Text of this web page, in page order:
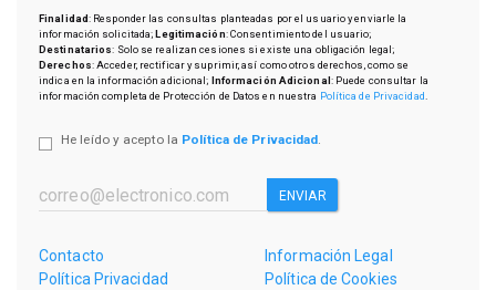
Finalidad: Responder las consultas planteadas por el usuario y enviarle la
información solicitada;Legitimación: Consentimiento del usuario;
Destinatarios: Solo se realizan cesiones si existe una obligación legal;
Derechos: Acceder, rectificar y suprimir, así como otros derechos, como se
indica en la información adicional; Información Adicional: Puede consultar la
información completa de Protección de Datos en nuestra Política de Privacidad
He leído y acepto la Política de Privacidad.
ENVIAR
Contacto
Información Legal
Política Privacidad
Política de Cookies